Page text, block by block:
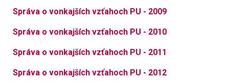
Správa o vonkajších vzťahoch PU - 2009
Správa o vonkajších vzťahoch PU - 2010
Správa o vonkajších vzťahoch PU - 2011
Správa o vonkajších vzťahoch PU - 2012